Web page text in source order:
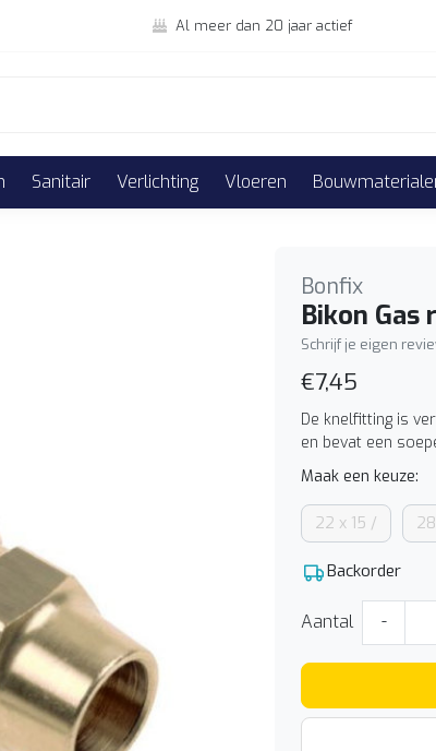
Al meer dan 20 jaar actief
Sanitair Verlichting Vloeren
Bonfix
Bikon Gas
Schrijf je eigen
€7,45
De knelfitting is
en bevat een
Maak een keuze:
22 x 15 /
Backorder
Aantal -